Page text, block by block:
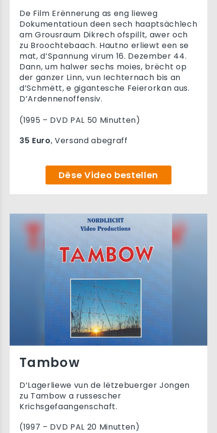
De Film Erënnerung as eng lieweg
Dokumentatioun deen sech haaptsächlech
am Grousraum Dikrech ofspillt, awer och
zu Broochtebaach. Hautno erliewt een se
mat, d’Spannung virum 16. Dezember 44.
Dann, um halwer sechs moies, brëcht op
der ganzer Linn, vun Iechternach bis an
d’Schmëtt, e gigantesche Feierorkan aus.
D’Ardennenoffensiv.
(1995 – DVD PAL 50 Minutten)
35 Euro, Versand abegraff
Dëse Video bestellen
Tambow
D’Lagerliewe vun de lëtzebuerger Jongen
zu Tambow a russescher
Krichsgefaangenschaft.
(1997 – DVD PAL 20 Minutten)